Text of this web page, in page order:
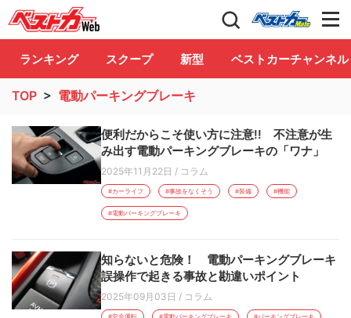
自動車情報誌「ベストカー」 Club
ランキング スクープ 新型 ベストカーチャンネル
TOP > 電動パーキングブレーキ
便利だからこそ使い方に注意!! 不注意が生
み出す電動パーキングブレーキの「ワナ」
2025年11月22日 / コラム
#カーライフ #事故をなくそう #装備 #機能
#電動パーキングブレーキ
知らないと危険！ 電動パーキングブレーキ
誤操作で起きる事故と勘違いポイント
2025年09月03日 / コラム
#安全運転 #電動パーキングブレーキ #パーキングブレーキ